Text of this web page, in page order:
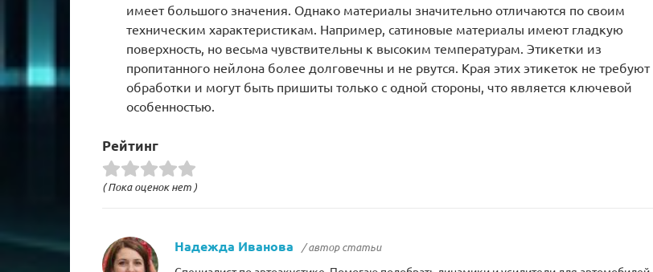
имеет большого значения. Однако материалы значительно отличаются по своим
техническим характеристикам. Например, сатиновые материалы имеют гладкую
поверхность, но весьма чувствительны к высоким температурам. Этикетки из
пропитанного нейлона более долговечны и не рвутся. Края этих этикеток не требуют
обработки и могут быть пришиты только с одной стороны, что является ключевой
особенностью.
Рейтинг
( Пока оценок нет )
Надежда Иванова
/ автор статьи